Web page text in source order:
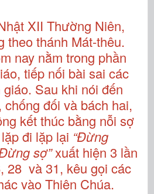
XII Thường Niên,
theo thánh Mát-thêu.
nay nằm trong phần
tiếp nối bài sai các
Sau khi nói đến
đối và bách hai,
kết thúc bằng nỗi sợ
đi lặp lại “Đừng
sợ”xuất hiện 3 lần
28 và 31, kêu gọi các
vào Thiên Chúa.